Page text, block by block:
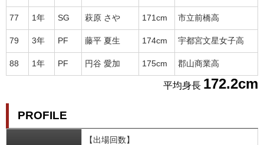
77 1年 SG 萩原 さや 171cm 市立前橋高
79 3年 PF 藤平 夏生 174cm 宇都宮文星女子高
88 1年 PF 円谷 愛加 175cm 郡山商業高
平均身長 172.2cm
PROFILE
【出場回数】